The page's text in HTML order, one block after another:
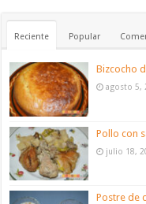
Reciente Popular
Bizcocho
agosto 5,
Pollo con
julio 18,
Postre de